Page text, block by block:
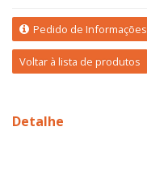
Pedido de Informações
Voltar à lista de produtos
Detalhe